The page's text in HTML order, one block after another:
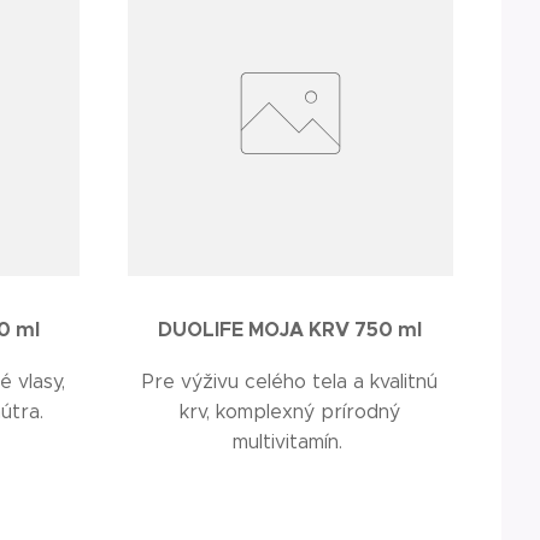
ml
vlasy,
DUOLIFE MOJA KRV 750 ml
Pre výživu celého tela a kvalitnú
krv, komplexný prírodný
multivitamín.